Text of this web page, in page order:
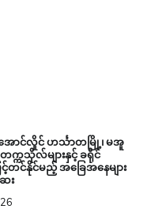
အောင်လှိုင် ဟင်္သာတမြို့၊ မအူ
ကသိုလ်များနှင့် ခရိုင်
တင်နိုင်မည့် အခြေအနေများ
း